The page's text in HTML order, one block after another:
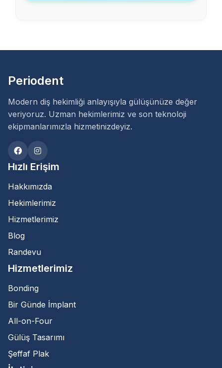
Periodent
Modern diş hekimliği anlayışıyla gülüşünüze değer
veriyoruz. Uzman hekimlerimiz ve son teknoloji
ekipmanlarımızla hizmetinizdeyiz.
Hızlı Erişim
Hakkımızda
Hekimlerimiz
Hizmetlerimiz
Blog
Randevu
Hizmetlerimiz
Bonding
Bir Günde İmplant
All-on-Four
Gülüş Tasarımı
Şeffaf Plak